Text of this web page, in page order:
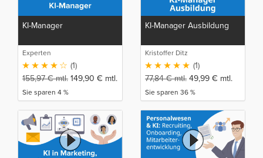
KI-Manager
Experten
(1)
155,97€mtl. 149,90 € mtl.
Sie sparen 4 %
KI-Manager Ausbildung
Kristoffer Ditz
(1)
77,84€mtl. 49,99 € mtl.
Sie sparen 36 %